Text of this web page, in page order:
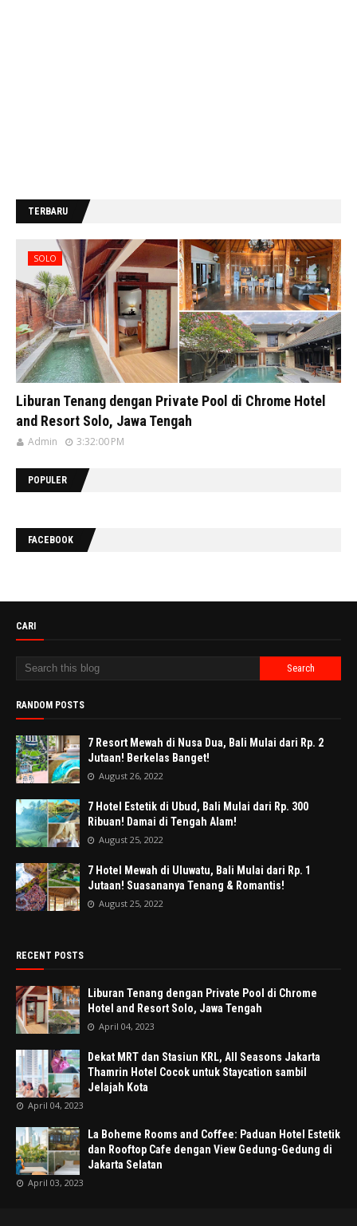
TERBARU
SOLO
Liburan Tenang dengan Private Pool di Chrome Hotel
and Resort Solo, Jawa Tengah
Admin 3:32:00 PM
POPULER
FACEBOOK
CARI
RANDOM POSTS
7 Resort Mewah di Nusa Dua, Bali Mulai dari Rp. 2
Jutaan! Berkelas Banget!
August 26, 2022
7 Hotel Estetik di Ubud, Bali Mulai dari Rp. 300
Ribuan! Damai di Tengah Alam!
August 25, 2022
7 Hotel Mewah di Uluwatu, Bali Mulai dari Rp. 1
Jutaan! Suasananya Tenang & Romantis!
August 25, 2022
RECENT POSTS
Liburan Tenang dengan Private Pool di Chrome
Hotel and Resort Solo, Jawa Tengah
April 04, 2023
Dekat MRT dan Stasiun KRL, All Seasons Jakarta
Thamrin Hotel Cocok untuk Staycation sambil
Jelajah Kota
April 04, 2023
La Boheme Rooms and Coffee: Paduan Hotel Estetik
dan Rooftop Cafe dengan View Gedung-Gedung di
Jakarta Selatan
April 03, 2023